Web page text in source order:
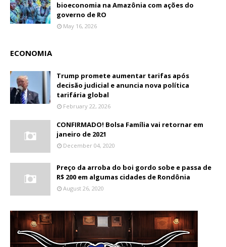
bioeconomia na Amazônia com ações do
governo de RO
May 16, 2026
ECONOMIA
Trump promete aumentar tarifas após
decisão judicial e anuncia nova política
tarifária global
February 22, 2026
CONFIRMADO! Bolsa Família vai retornar em
janeiro de 2021
December 04, 2020
Preço da arroba do boi gordo sobe e passa de
R$ 200 em algumas cidades de Rondônia
August 26, 2020